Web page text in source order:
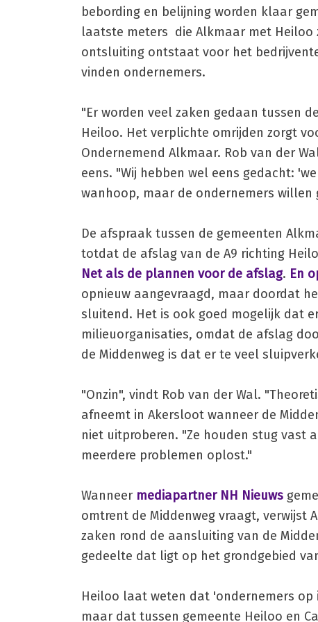
bebording en belijning worden klaar
laatste meters die Alkmaar met Heiloo
ontsluiting ontstaat voor het
vinden ondernemers.
"Er worden veel zaken gedaan tussen
Heiloo. Het verplichte omrijden zorgt
Ondernemend Alkmaar. Rob van der
eens. "Wij hebben wel eens gedacht:
wanhoop, maar de ondernemers willen
De afspraak tussen de gemeenten
totdat de afslag van de A9 richting
Net als de plannen voor de afslag. En
opnieuw aangevraagd, maar doordat
sluitend. Het is ook goed mogelijk dat
milieuorganisaties, omdat de afslag
de Middenweg is dat er te veel
"Onzin", vindt Rob van der Wal.
afneemt in Akersloot wanneer de
niet uitproberen. "Ze houden stug vast
meerdere problemen oplost."
Wanneer mediapartner NH Nieuws
omtrent de Middenweg vraagt, verwijst
zaken rond de aansluiting van de
gedeelte dat ligt op het grondgebied
Heiloo laat weten dat 'ondernemers
maar dat tussen gemeente Heiloo en